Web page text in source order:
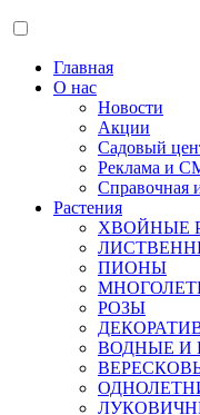
Главная
О нас
Новости
Акции
Садовый
Реклама и
Справочная
Растения
ХВОЙНЫЕ
ПИОНЫ
РОЗЫ
ВОДНЫЕ И